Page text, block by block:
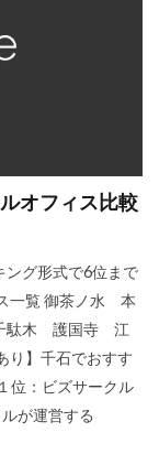
オフィス比較
ング形式で6位まで
一覧 御茶ノ水 本
駄木 護国寺 江
】千石でおすす
位：ビズサークル
が運営する